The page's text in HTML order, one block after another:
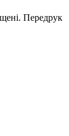
Передрук